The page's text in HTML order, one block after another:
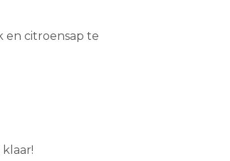
en citroensap te